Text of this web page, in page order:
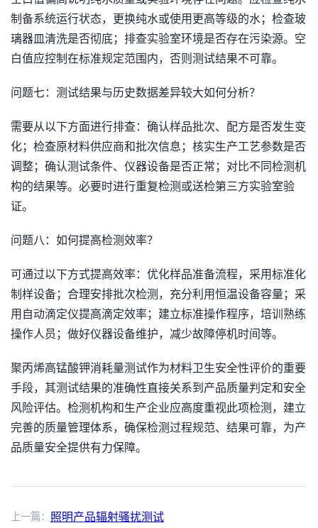
制备系统运行状态，更换纯水或使用更高等级的水；检查玻
璃器皿清洗是否彻底；排查实验室环境是否存在污染源。空
白值应控制在标准规定范围内，否则测试结果不可靠。
问题七：测试结果与历史数据差异较大如何分析？
需要从以下方面进行排查：确认样品批次、配方是否发生变
化；检查原材料供应商和批次信息；核实生产工艺参数是否
调整；确认测试条件、仪器设备是否正常；对比不同检测机
构的结果等。必要时进行重复检测或送检第三方实验室验
证。
问题八：如何提高检测效率？
可通过以下方式提高效率：优化样品准备流程，采用标准化
制样设备；合理安排批次检测，充分利用恒温设备容量；采
用自动滴定仪提高滴定效率；建立标准操作程序，培训熟练
操作人员；做好仪器设备维护，减少故障停机时间等。
聚丙烯高锰酸钾消耗量测试作为材料卫生安全性评价的重要
手段，其测试结果的准确性直接关系到产品质量判定和安全
风险评估。检测机构和生产企业应高度重视此项检测，建立
完善的质量管理体系，确保检测过程规范、结果可靠，为产
品质量安全提供有力保障。
上一篇： 照明产品辐射骚扰测试